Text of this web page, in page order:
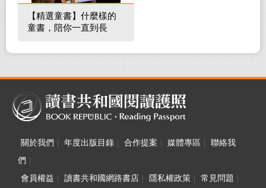
【精選童書】什麼樣的
童書，陪你一直到長
關於我們 年度出版目錄 合作提案 媒體專區
聯絡我
們
會員權益
讀書共和國網路書店 隱私權政策 常見問題